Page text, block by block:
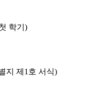
학기)
지 제1호 서식)